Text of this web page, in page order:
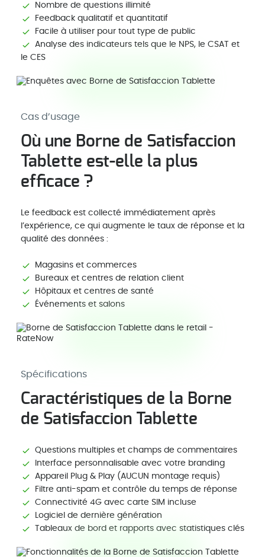
Nombre de questions illimité
Feedback qualitatif et quantitatif
Facile à utiliser pour tout type de public
Analyse des indicateurs tels que le NPS, le CSAT et
le CES
Cas d’usage
Où une Borne de Satisfaccion
Tablette est-elle la plus
efficace ?
Le feedback est collecté immédiatement après
l’expérience, ce qui augmente le taux de réponse et la
qualité des données :
Magasins et commerces
Bureaux et centres de relation client
Hôpitaux et centres de santé
Événements et salons
Spécifications
Caractéristiques de la Borne
de Satisfaccion Tablette
Questions multiples et champs de commentaires
Interface personnalisable avec votre branding
Appareil Plug & Play (AUCUN montage requis)
Filtre anti-spam et contrôle du temps de réponse
Connectivité 4G avec carte SIM incluse
Logiciel de dernière génération
Tableaux de bord et rapports avec statistiques clés